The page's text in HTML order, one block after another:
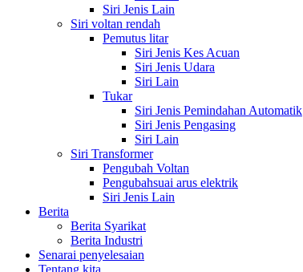
Siri Jenis Lain
Siri voltan rendah
Pemutus litar
Siri Jenis Kes Acuan
Siri Jenis Udara
Siri Lain
Tukar
Siri Jenis Pemindahan Automatik
Siri Jenis Pengasing
Siri Lain
Siri Transformer
Pengubah Voltan
Pengubahsuai arus elektrik
Siri Jenis Lain
Berita
Berita Syarikat
Berita Industri
Senarai penyelesaian
Tentang kita